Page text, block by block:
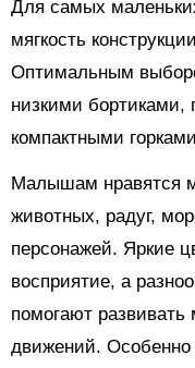
Для самых
мягкость
Оптимальным
низкими
компактными
Малышам нравятся
животных, радуг,
персонажей. Яркие
восприятие, а
помогают
движений.